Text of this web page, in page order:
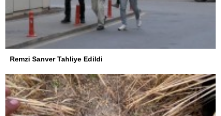
Remzi Sanver Tahliye Edildi